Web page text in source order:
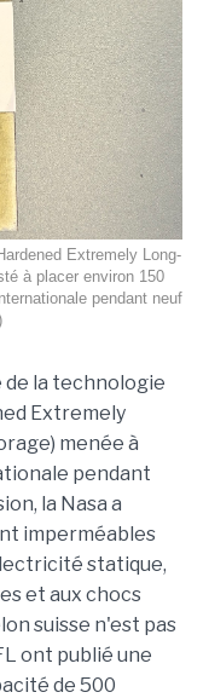
Extremely Long-
à placer environ 150
pendant neuf
de la technologie
Extremely
menée à
pendant
la Nasa a
imperméables
statique,
et aux chocs
suisse n'est pas
ont publié une
de 500